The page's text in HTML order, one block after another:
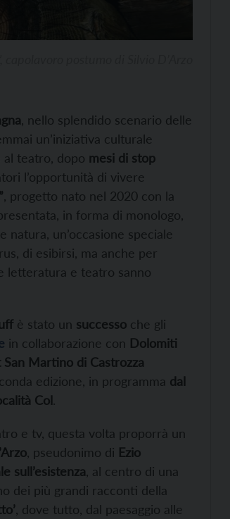
, nello splendido scenario delle
un’iniziativa culturale
al teatro, dopo mesi di stop
l’opportunità di vivere
, progetto nato nel 2020 con la
in forma di monologo,
un’occasione speciale
di esibirsi, ma anche per
letteratura e teatro sanno
è stato un successo che gli
in collaborazione con Dolomiti
San Martino di Castrozza
edizione, in programma dal
Col.
e tv, questa volta proporrà un
, pseudonimo di Ezio
sull’esistenza , al centro di una
dei più grandi racconti della
, dove tutto, dal paesaggio alle